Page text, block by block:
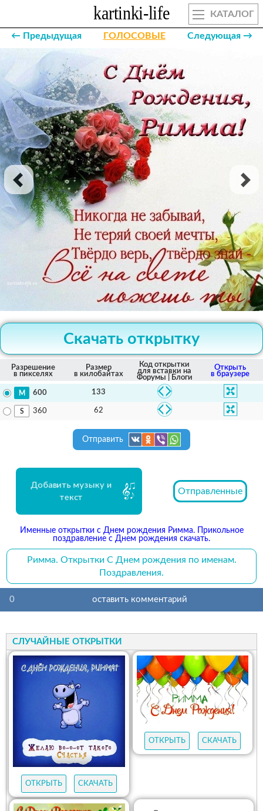
КАТАЛОГ
← Предыдущая ГОЛОСОВЫЕ Следующая →
Скачать открытку
Разрешение
в пикселях
Размер
в килобайтах
Код открытки
для вставки на
Форумы | Блоги
Открыть
в браузере
600 133
360 62
Отправить
Добавить музыку и
текст
Отправленные
Именные открытки с Днем рождения Римма. Прикольное
поздравление с Днем рождения скачать.
Римма. Открытки С Днем рождения по именам.
Поздравления.
0 оставить комментарий
СЛУЧАЙНЫЕ ОТКРЫТКИ
ОТКРЫТЬ СКАЧАТЬ
ОТКРЫТЬ СКАЧАТЬ